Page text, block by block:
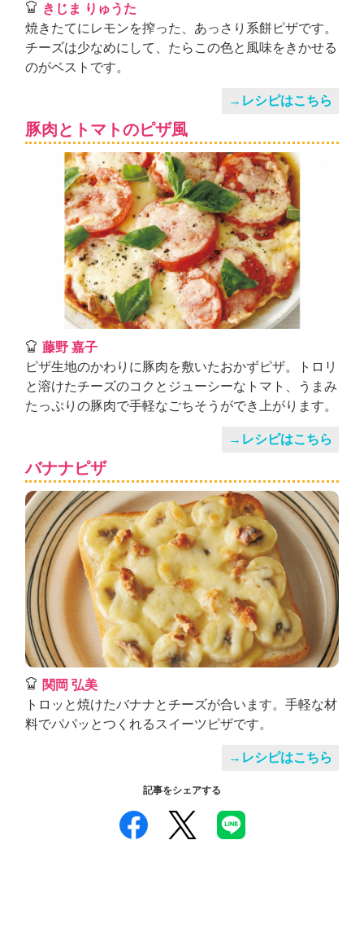
きじま りゅうた
焼きたてにレモンを搾った、あっさり系餅ピザです。
チーズは少なめにして、たらこの色と風味をきかせる
のがベストです。
→レシピはこちら
豚肉とトマトのピザ風
藤野 嘉子
ピザ生地のかわりに豚肉を敷いたおかずピザ。トロリ
と溶けたチーズのコクとジューシーなトマト、うまみ
たっぷりの豚肉で手軽なごちそうができ上がります。
→レシピはこちら
バナナピザ
関岡 弘美
トロッと焼けたバナナとチーズが合います。手軽な材
料でパパッとつくれるスイーツピザです。
→レシピはこちら
記事をシェアする